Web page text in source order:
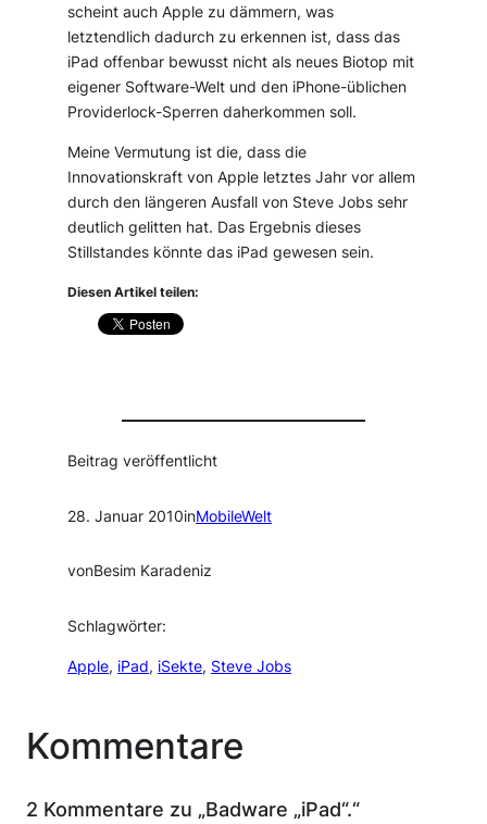
scheint auch Apple zu dämmern, was
letztendlich dadurch zu erkennen ist, dass das
iPad offenbar bewusst nicht als neues Biotop mit
eigener Software-Welt und den iPhone-üblichen
Providerlock-Sperren daherkommen soll.
Meine Vermutung ist die, dass die
Innovationskraft von Apple letztes Jahr vor allem
durch den längeren Ausfall von Steve Jobs sehr
deutlich gelitten hat. Das Ergebnis dieses
Stillstandes könnte das iPad gewesen sein.
Diesen Artikel teilen:
Beitrag veröffentlicht
28. Januar 2010inMobileWelt
vonBesim Karadeniz
Schlagwörter:
Apple, iPad, iSekte, Steve Jobs
Kommentare
2 Kommentare zu „Badware „iPad“.“